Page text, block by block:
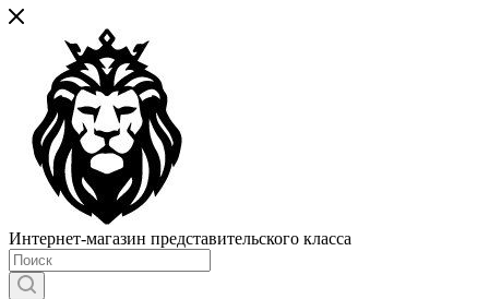
Интернет-магазин представительского класса